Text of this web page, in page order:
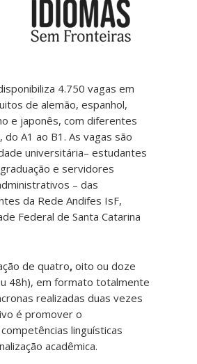
4.750 vagas em
de alemão, espanhol,
e japonês, com diferentes
A1 ao B1. As vagas são
universitária– estudantes
e servidores
– das
da Rede Andifes IsF,
Federal de Santa Catarina
de quatro,oito ou doze
48h), em formato totalmente
realizadas duas vezes
é promover o
linguísticas
acadêmica.